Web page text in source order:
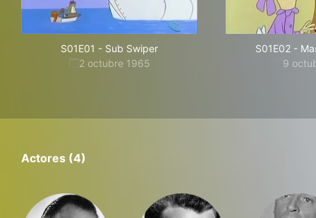
S01E01 - Sub Swiper
2 octubre 1965
S01E02-
9
Actores (4)